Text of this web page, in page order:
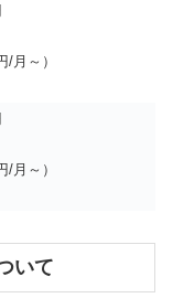
/月～）
/月～）
いて